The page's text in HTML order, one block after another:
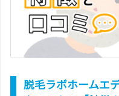
脱毛ラボホームエ